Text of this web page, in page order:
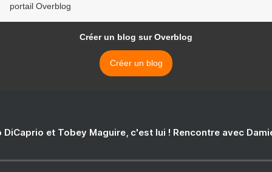
portail Overblog
Créer un blog sur Overblog
Créer un blog
DiCaprio et Tobey Maguire, c'est lui ! Rencontre avec